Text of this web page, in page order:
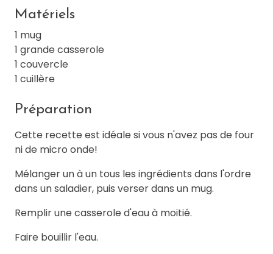
Matériels
1 mug
1 grande casserole
1 couvercle
1 cuillère
Préparation
Cette recette est idéale si vous n'avez pas de four
ni de micro onde!
Mélanger un à un tous les ingrédients dans l'ordre
dans un saladier, puis verser dans un mug.
Remplir une casserole d'eau à moitié.
Faire bouillir l'eau.